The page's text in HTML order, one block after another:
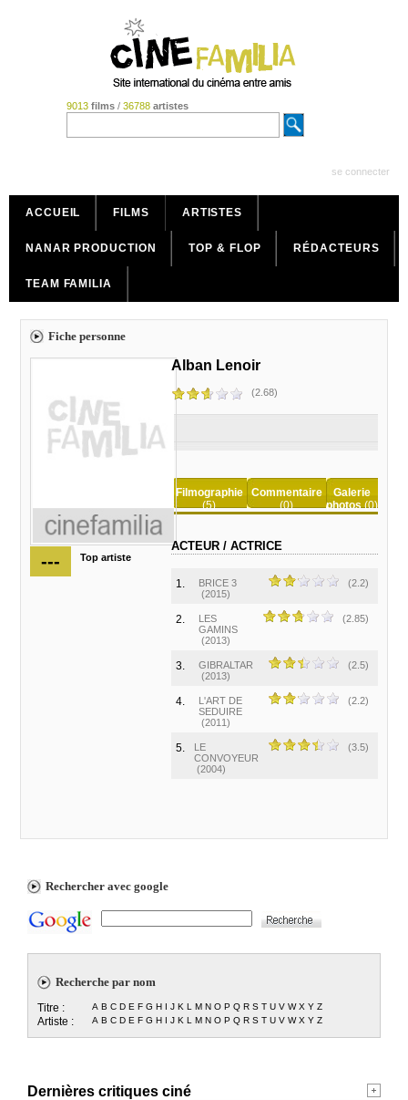
9013 films/ 36788 artistes
se connecter
ACCUEIL FILMS ARTISTES
NANAR PRODUCTION TOP & FLOP RÉDACTEURS
TEAM FAMILIA
Fiche personne
--- Top artiste
Alban Lenoir
(2.68)
Filmographie
(5)
Commentaire
(0)
Galerie
photos(0)
ACTEUR / ACTRICE
1.
BRICE 3
(2015)
(2.2)
2.
LES
GAMINS
(2013)
(2.85)
3.
GIBRALTAR
(2013)
(2.5)
4.
L'ART DE
SEDUIRE
(2011)
(2.2)
5.
LE
CONVOYEUR
(2004)
(3.5)
Rechercher avec google
Recherche par nom
Titre : A B C D E F G H I J K L M N O P Q R S T U V W X Y Z
Artiste : A B C D E F G H I J K L M N O P Q R S T U V W X Y Z
Dernières critiques ciné